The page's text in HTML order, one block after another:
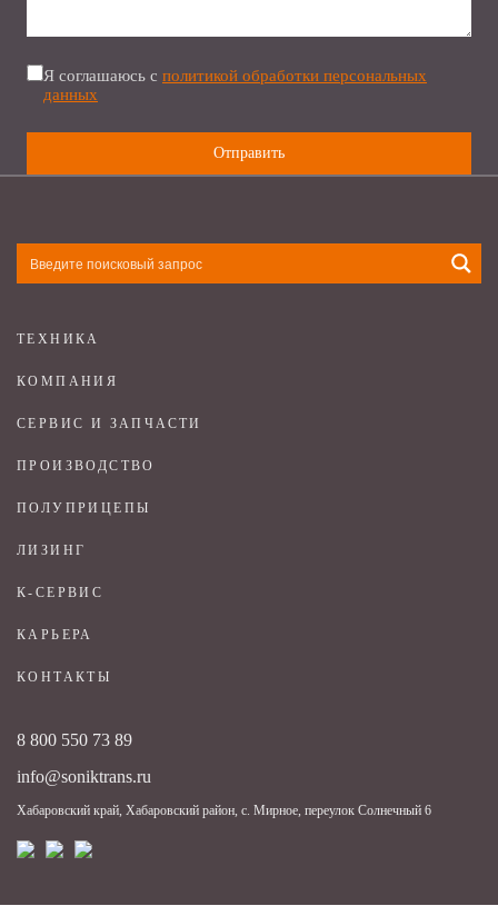
Я соглашаюсь с политикой обработки персональных
данных
8 800 550 73 89
info@soniktrans.ru
Хабаровский край, Хабаровский район, с. Мирное, переулок Солнечный 6
ТЕХНИКА
КОМПАНИЯ
СЕРВИС И ЗАПЧАСТИ
ПРОИЗВОДСТВО
ПОЛУПРИЦЕПЫ
ЛИЗИНГ
К-СЕРВИС
КАРЬЕРА
КОНТАКТЫ